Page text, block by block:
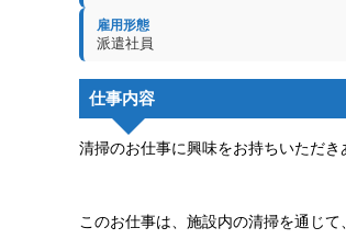
雇用形態
派遣社員
仕事内容
清掃のお仕事に興味をお持ちいただき
このお仕事は、施設内の清掃を通じ